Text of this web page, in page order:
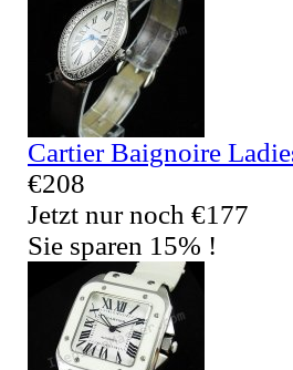
Cartier Baignoire
€208
Jetzt nur noch €177
Sie sparen 15% !